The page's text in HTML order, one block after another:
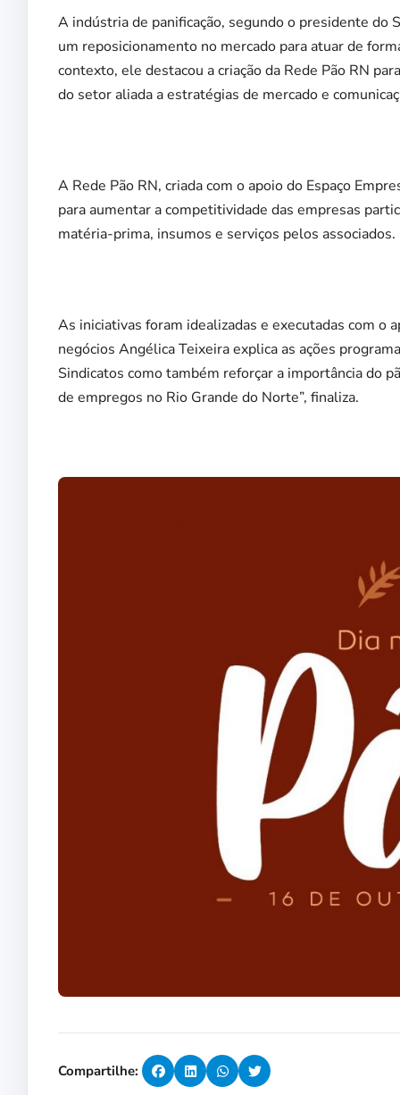
A indústria de panificação, segundo o presidente do
um reposicionamento no mercado para atuar de
contexto, ele destacou a criação da Rede Pão RN
do setor aliada a estratégias de mercado e
A Rede Pão RN, criada com o apoio do Espaço
para aumentar a competitividade das empresas
matéria-prima, insumos e serviços pelos associados.
As iniciativas foram idealizadas e executadas com o
negócios Angélica Teixeira explica as ações
Sindicatos como também reforçar a importância do
de empregos no Rio Grande do Norte”, finaliza.
Compartilhe: